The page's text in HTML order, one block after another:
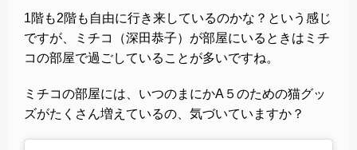
1階も2階も自由に行き来しているのかな？という感じ
ですが、ミチコ（深田恭子）が部屋にいるときはミチ
コの部屋で過ごしていることが多いですね。
ミチコの部屋には、いつのまにかA５のための猫グッ
ズがたくさん増えているの、気づいていますか？